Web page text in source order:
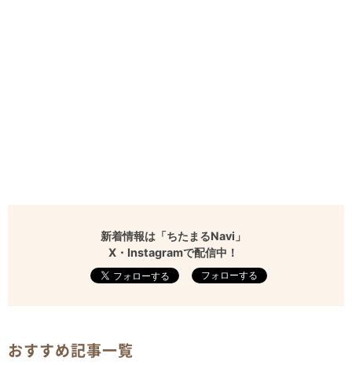
新着情報は「ちたまるNavi」
X・Instagramで配信中！
フォローする
おすすめ記事一覧